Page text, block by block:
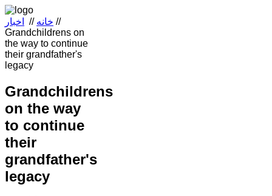
خانه // اخبار
//
Grandchildrens on
the way to continue
their grandfather's
legacy
Grandchildrens
on the way
to continue
their
grandfather's
legacy